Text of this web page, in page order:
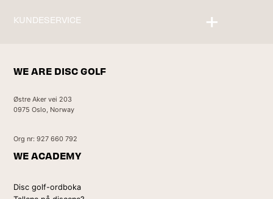
KUNDESERVICE
WE ARE DISC GOLF
Østre Aker vei 203
0975 Oslo, Norway
Org nr: 927 660 792
WE ACADEMY
Disc golf-ordboka